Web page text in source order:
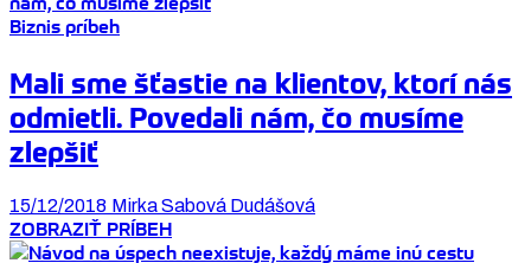
Biznis príbeh
Mali sme šťastie na klientov, ktorí nás
odmietli. Povedali nám, čo musíme
zlepšiť
15/12/2018 Mirka Sabová Dudášová
ZOBRAZIŤ PRÍBEH